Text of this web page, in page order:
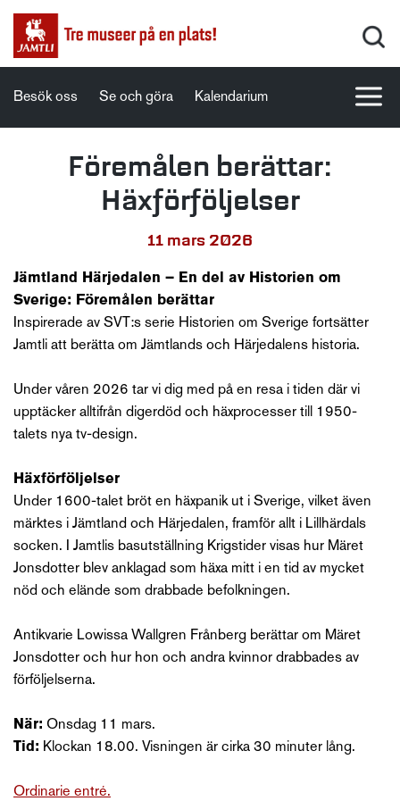
Besök oss Se och göra Kalendarium
Föremålen berättar:
Häxförföljelser
11 mars 2026
Jämtland Härjedalen – En del av Historien om
Sverige: Föremålen berättar
Inspirerade av SVT:s serie Historien om Sverige fortsätter
Jamtli att berätta om Jämtlands och Härjedalens historia.
Under våren 2026 tar vi dig med på en resa i tiden där vi
upptäcker alltifrån digerdöd och häxprocesser till 1950-
talets nya tv-design.
Häxförföljelser
Under 1600-talet bröt en häxpanik ut i Sverige, vilket även
märktes i Jämtland och Härjedalen, framför allt i Lillhärdals
socken. I Jamtlis basutställning Krigstider visas hur Märet
Jonsdotter blev anklagad som häxa mitt i en tid av mycket
nöd och elände som drabbade befolkningen.
Antikvarie Lowissa Wallgren Frånberg berättar om Märet
Jonsdotter och hur hon och andra kvinnor drabbades av
förföljelserna.
När: Onsdag 11 mars.
Tid: Klockan 18.00. Visningen är cirka 30 minuter lång.
Ordinarie entré.